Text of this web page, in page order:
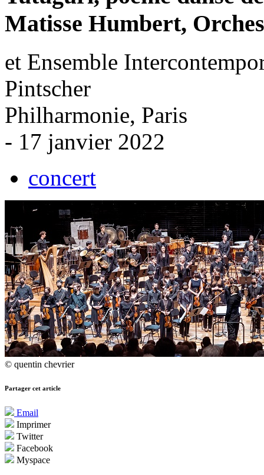
Matisse Humbert,
et Ensemble
Pintscher
Philharmonie, Paris
- 17 janvier 2022
concert
© quentin chevrier
Partager cet article
Email
Imprimer
Twitter
Facebook
Myspace